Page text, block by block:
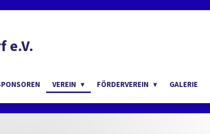
e.V.
VEREIN FÖRDERVEREIN GALERIE